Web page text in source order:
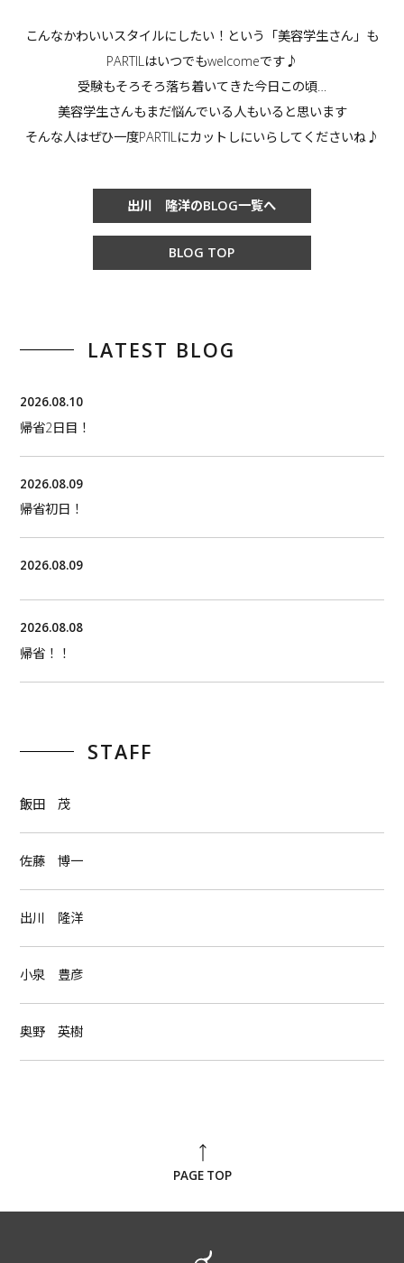
こんなかわいいスタイルにしたい！という「美容学生さん」も
PARTILはいつでもwelcomeです♪
受験もそろそろ落ち着いてきた今日この頃…
美容学生さんもまだ悩んでいる人もいると思います
そんな人はぜひ一度PARTILにカットしにいらしてくださいね♪
出川 隆洋のBLOG一覧へ
BLOG TOP
LATEST BLOG
2026.08.10
帰省2日目！
2026.08.09
帰省初日！
2026.08.09
2026.08.08
帰省！！
STAFF
飯田 茂
佐藤 博一
出川 隆洋
小泉 豊彦
奥野 英樹
PAGE TOP